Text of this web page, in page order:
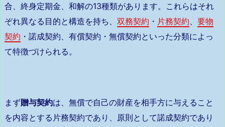
合、終身定期金、和解の13種類があります。これらはそれ
ぞれ異なる目的と構造を持ち、 双務契約 ・ 片務契約
要物
契約 ・諾成契約、有償契約・無償契約といった分類によっ
て特徴づけられる。
まず贈与契約は、無償で自己の財産を相手方に与えること
を内容とする片務契約であり、原則として諾成契約であり